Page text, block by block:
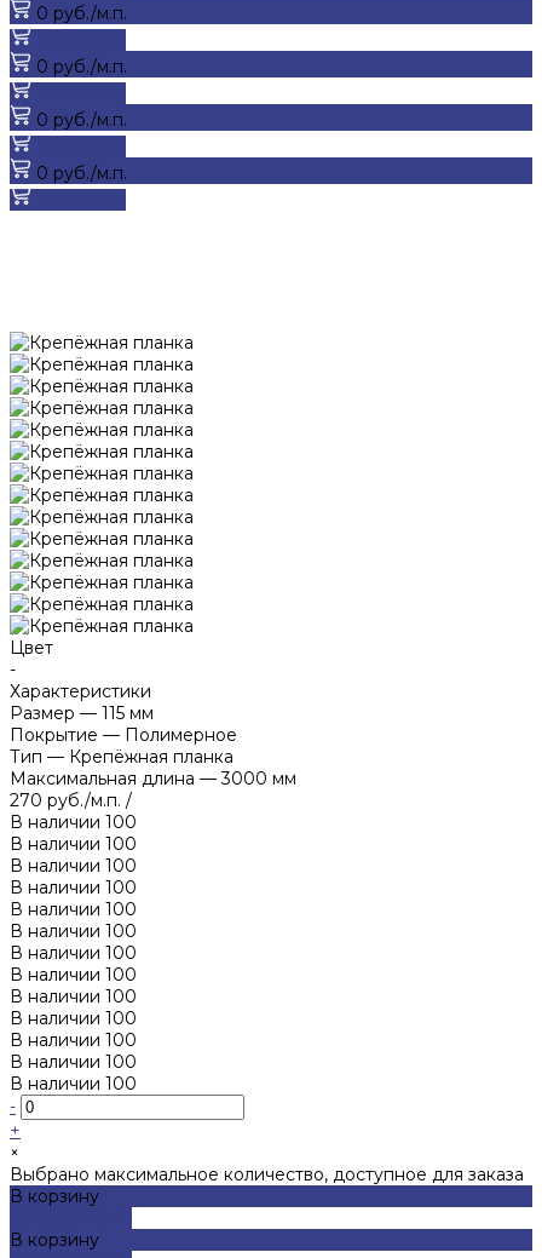
0 руб./м.п.
0 руб./м.п.
0 руб./м.п.
0 руб./м.п.
Цвет
-
Характеристики
Размер — 115 мм
Покрытие — Полимерное
Тип — Крепёжная планка
Максимальная длина — 3000 мм
270 руб./м.п. /
В наличии 100
В наличии 100
В наличии 100
В наличии 100
В наличии 100
В наличии 100
В наличии 100
В наличии 100
В наличии 100
В наличии 100
В наличии 100
В наличии 100
В наличии 100
-
+
×
Выбрано максимальное количество, доступное для заказа
В корзину
В корзину